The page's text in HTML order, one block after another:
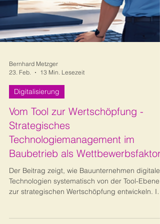
Bernhard Metzger
23. Feb.
13 Min. Lesezeit